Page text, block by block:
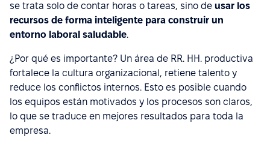
se trata solo de contar horas o tareas, sino de usar los
recursos de forma inteligente para construir un
entorno laboral saludable.
¿Por qué es importante? Un área de RR. HH. productiva
fortalece la cultura organizacional, retiene talento y
reduce los conflictos internos. Esto es posible cuando
los equipos están motivados y los procesos son claros,
lo que se traduce en mejores resultados para toda la
empresa.